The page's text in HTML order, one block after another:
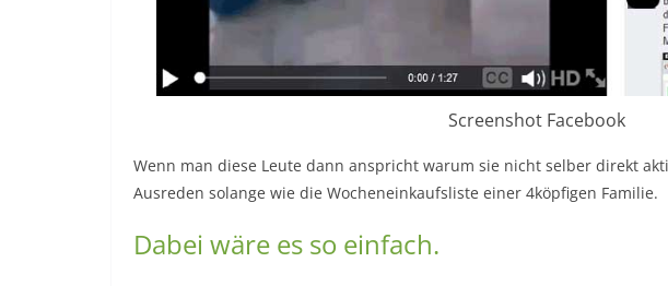
Screenshot Facebook
Wenn man diese Leute dann anspricht warum sie nicht selber direkt
Ausreden solange wie die Wocheneinkaufsliste einer 4köpfigen Familie.
Dabei wäre es so einfach.